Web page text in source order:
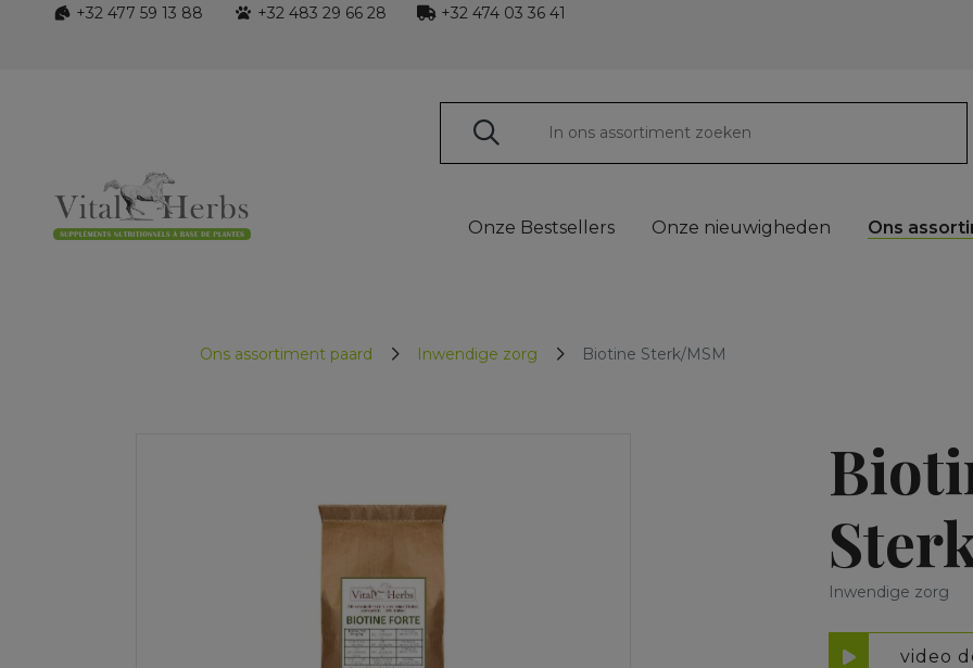
+32 477 59 13 88 +32 483 29 66 28 +32 474 03 36 41
Onze Bestsellers Onze nieuwigheden Ons
Ons assortiment paard Inwendige zorg Biotine Sterk/MSM
Inwendige zorg
video